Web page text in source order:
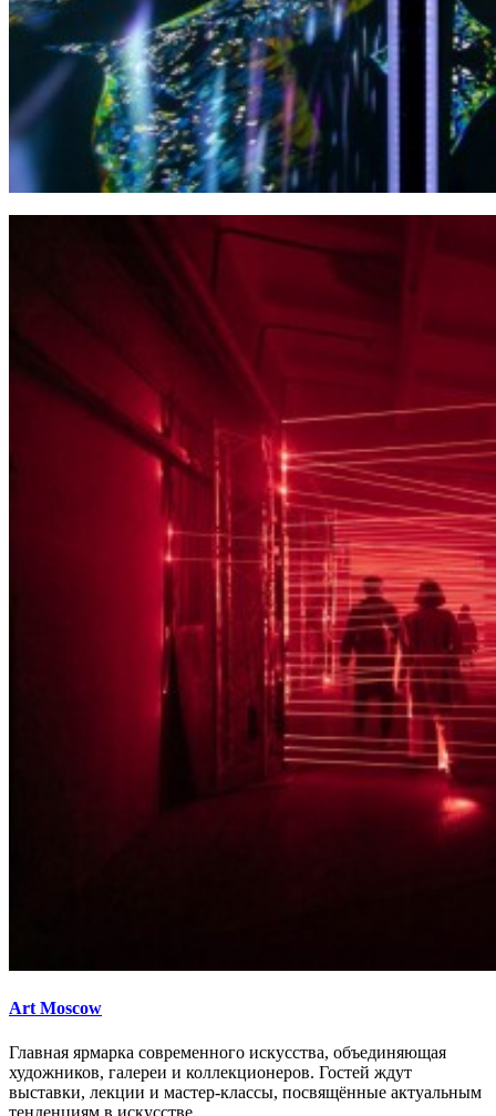
Art Moscow
Главная ярмарка современного искусства, объединяющая
художников, галереи и коллекционеров. Гостей ждут
выставки, лекции и мастер-классы, посвящённые актуальным
тенденциям в искусстве.